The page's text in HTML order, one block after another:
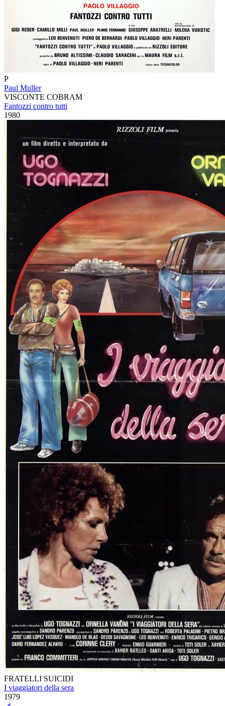
P
Paul Muller
VISCONTE COBRAM
Fantozzi contro tutti
1980
FRATELLI SUICIDI
I viaggiatori della sera
1979